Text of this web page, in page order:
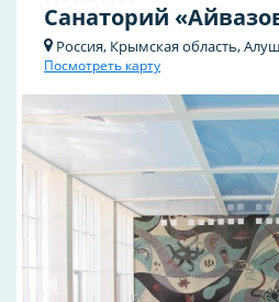
Санаторий
Россия, Крымская область,
Посмотреть карту